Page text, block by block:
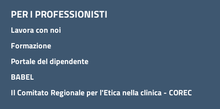
PER I PROFESSIONISTI
Lavora con noi
Formazione
Portale del dipendente
BABEL
Il Comitato Regionale per l'Etica nella clinica - COREC